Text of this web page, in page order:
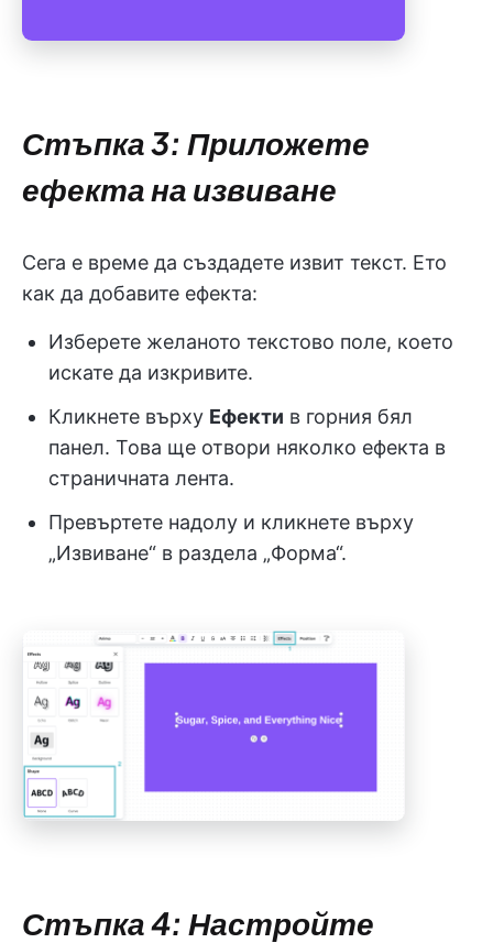
Стъпка 3: Приложете
ефекта на извиване
Сега е време да създадете извит текст. Ето
как да добавите ефекта:
Изберете желаното текстово поле, което
искате да изкривите.
Кликнете върху Ефекти в горния бял
панел. Това ще отвори няколко ефекта в
страничната лента.
Превъртете надолу и кликнете върху
„Извиване“ в раздела „Форма“.
Стъпка 4: Настройте